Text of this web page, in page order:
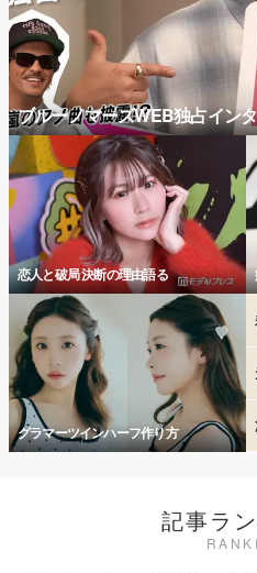
ブルーノマーズWEB独占イン
恋人と破局 決断の理由語る
グラマーツインハーフ作り方
記事ラ